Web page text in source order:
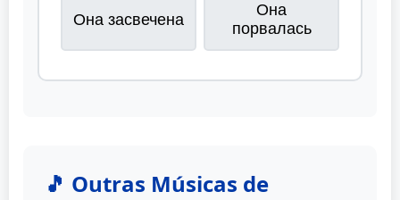
Она засвечена
Она
порвалась
🎵 Outras Músicas de